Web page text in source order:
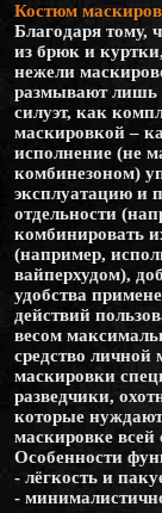
Костюм
Благодаря тому,
из брюк и
нежели
размывают лишь
силуэт, как
маскировкой –
исполнение (не
комбинезоном)
эксплуатацию и
отдельности
комбинировать
(например,
вайперхудом),
удобства
действий
весом
средство
маскировки
разведчики,
которые
маскировке
Особенности
- лёгкость и
-